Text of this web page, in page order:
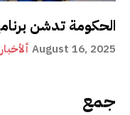
الحكومة تدشن
August 16, 2025
جمع